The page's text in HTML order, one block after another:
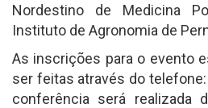
Nordestino de Medicina
Instituto de Agronomia de
As inscrições para o evento
ser feitas através do
conferência será realizada